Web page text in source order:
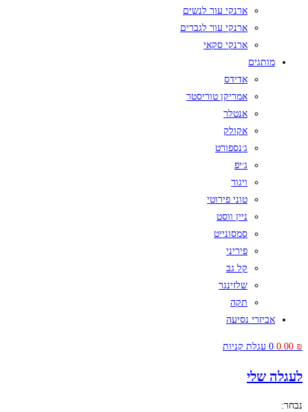
ארנקי עור לנשים
ארנקי עור לגברים
ארנקי סקאי
מותגים
אדידס
אמריקן טוריסטר
אנטלר
אקולק
ג׳נספורט
ג׳יפ
ויגור
טוני פירוטי
ניין ווסט
סמסונייט
פיריני
קל גב
שלזינגר
תקה
אביזרי נסיעה
0.00 ₪
0 עגלת קניות
לעגלה שלי
נבחר: